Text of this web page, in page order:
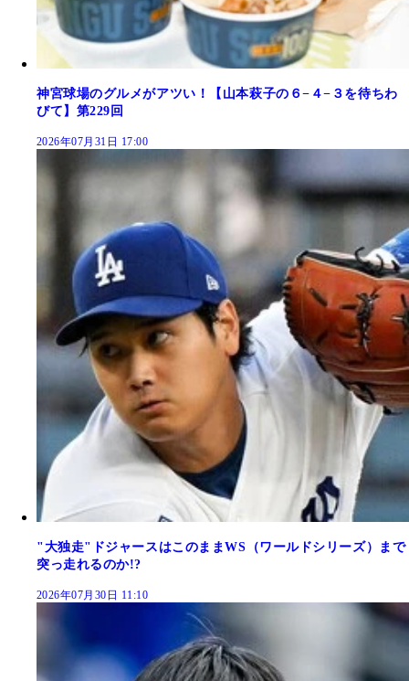
神宮球場のグルメがアツい！【山本萩子の６−４−３を待ちわ
びて】第229回
2026年07月31日 17:00
"大独走"ドジャースはこのままWS（ワールドシリーズ）まで
突っ走れるのか!?
2026年07月30日 11:10